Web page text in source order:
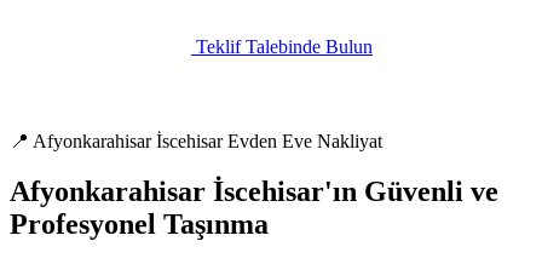
Teklif Talebinde Bulun
📍 Afyonkarahisar İscehisar Evden Eve Nakliyat
Afyonkarahisar İscehisar'ın Güvenli ve
Profesyonel Taşınma